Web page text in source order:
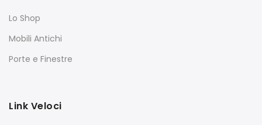
Lo Shop
Mobili Antichi
Porte e Finestre
Link Veloci